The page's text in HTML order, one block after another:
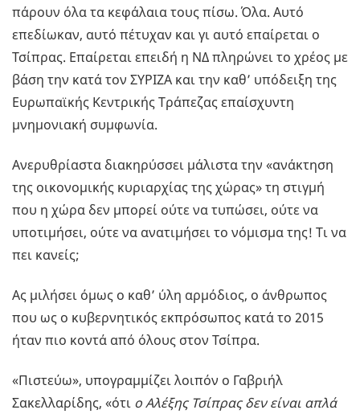
πάρουν όλα τα κεφάλαια τους πίσω. Όλα. Αυτό
επεδίωκαν, αυτό πέτυχαν και γι αυτό επαίρεται ο
Τσίπρας. Επαίρεται επειδή η ΝΔ πληρώνει το χρέος με
βάση την κατά τον ΣΥΡΙΖΑ και την καθ’ υπόδειξη της
Ευρωπαϊκής Κεντρικής Τράπεζας επαίσχυντη
μνημονιακή συμφωνία.
Ανερυθρίαστα διακηρύσσει μάλιστα την «ανάκτηση
της οικονομικής κυριαρχίας της χώρας» τη στιγμή
που η χώρα δεν μπορεί ούτε να τυπώσει, ούτε να
υποτιμήσει, ούτε να ανατιμήσει το νόμισμα της! Τι να
πει κανείς;
Ας μιλήσει όμως ο καθ’ ύλη αρμόδιος, ο άνθρωπος
που ως ο κυβερνητικός εκπρόσωπος κατά το 2015
ήταν πιο κοντά από όλους στον Τσίπρα.
«Πιστεύω», υπογραμμίζει λοιπόν ο Γαβριήλ
Σακελλαρίδης, «ότι ο Αλέξης Τσίπρας δεν είναι απλά